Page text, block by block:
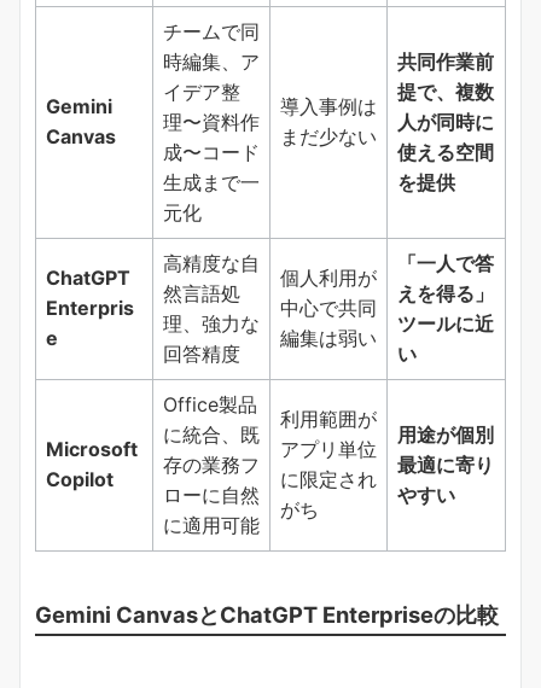
Gemini
Canvas
チームで同
時編集、ア
イデア整
理〜資料作
成〜コード
生成まで一
元化
導入事例は
まだ少ない
共同作業前
提で、複数
人が同時に
使える空間
を提供
ChatGPT
Enterpris
e
高精度な自
然言語処
理、強力な
回答精度
個人利用が
中心で共同
編集は弱い
「一人で答
えを得る」
ツールに近
い
Microsoft
Copilot
Office製品
に統合、既
存の業務フ
ローに自然
に適用可能
利用範囲が
アプリ単位
に限定され
がち
用途が個別
最適に寄り
やすい
Gemini CanvasとChatGPT Enterpriseの比較